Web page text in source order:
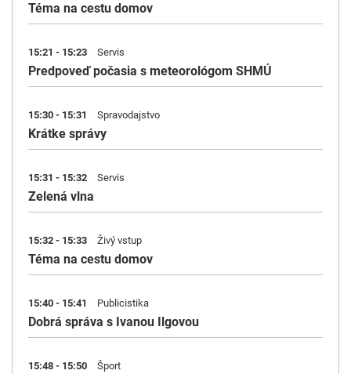
Téma na cestu domov
15:21 - 15:23 Servis
Predpoveď počasia s meteorológom SHMÚ
15:30 - 15:31 Spravodajstvo
Krátke správy
15:31 - 15:32 Servis
Zelená vlna
15:32 - 15:33 Živý vstup
Téma na cestu domov
15:40 - 15:41 Publicistika
Dobrá správa s Ivanou Ilgovou
15:48 - 15:50 Šport